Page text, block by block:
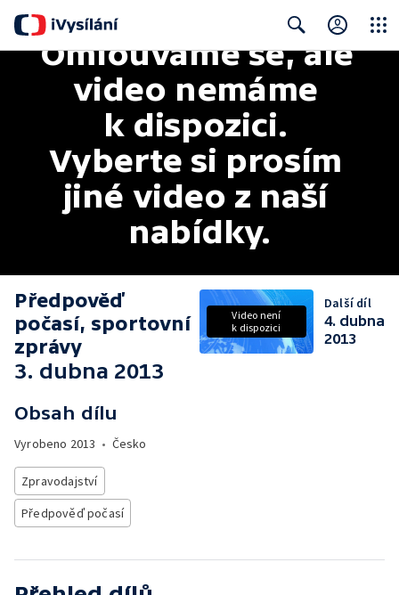
Search
Omlouváme se, ale
video nemáme
k dispozici.
Vyberte si prosím
jiné video z naší
nabídky.
Předpověď
počasí, sportovní
zprávy
3. dubna 2013
Obsah dílu
Vyrobeno 2013 • Česko
Zpravodajství
Předpověď počasí
Video není
k dispozici
Další díl
4. dubna
2013